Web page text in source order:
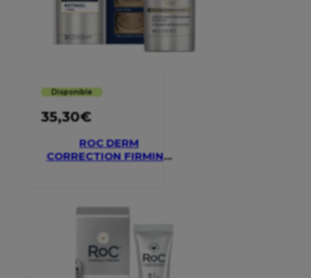
Disponible
35,30€
ROC DERM
CORRECTION FIRMING